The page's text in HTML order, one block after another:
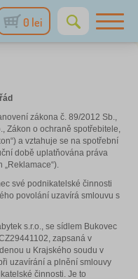
0 lei
zákona č. 89/2012 Sb.,
Zákon o ochraně spotřebitele,
a vztahuje se na spotřební
době uplatňována práva
své podnikatelské činnosti
povolání uzavírá smlouvu s
s.r.o., se sídlem Bukovec
zapsaná v
u Krajského soudu v
uzavírání a plnění smlouvy
činnosti. Je to